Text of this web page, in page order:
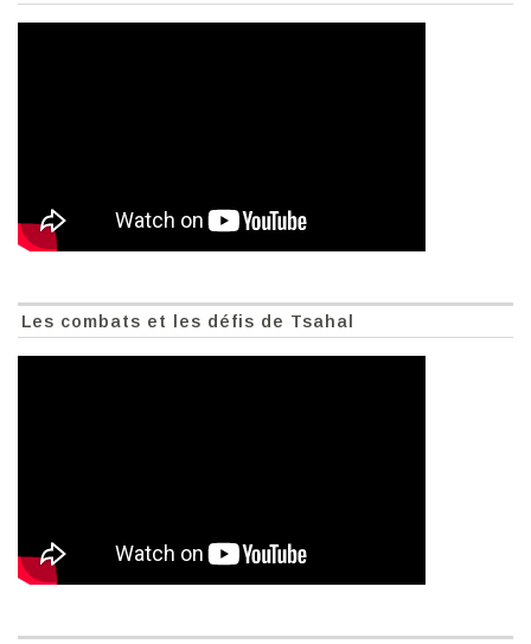
Les combats et les défis de Tsahal